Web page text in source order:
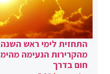
התחזית לימי ראש
מהקרירות הנעימה
חום בדרך